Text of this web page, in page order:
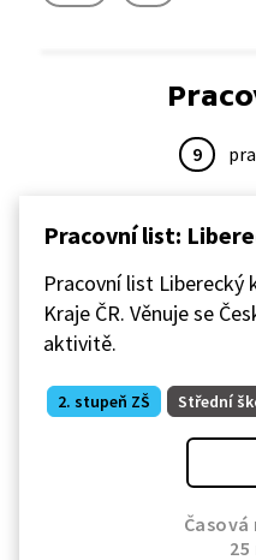
9
Pracovní list:
Pracovní list Liberecký
Kraje ČR. Věnuje se
aktivitě.
2. stupeň ZŠ Střední